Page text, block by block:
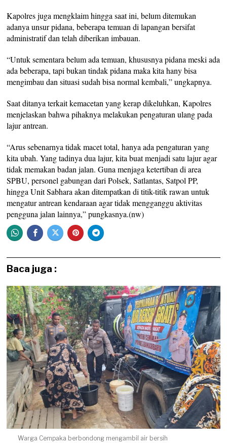
Kapolres juga mengklaim hingga saat ini, belum ditemukan
adanya unsur pidana, beberapa temuan di lapangan bersifat
administratif dan telah diberikan imbauan.
“Untuk sementara belum ada temuan, khususnya pidana meski ada
ada beberapa, tapi bukan tindak pidana maka kita hany bisa
mengimbau dan situasi sudah bisa normal kembali,” ungkapnya.
Saat ditanya terkait kemacetan yang kerap dikeluhkan, Kapolres
menjelaskan bahwa pihaknya melakukan pengaturan ulang pada
lajur antrean.
“Arus sebenarnya tidak macet total, hanya ada pengaturan yang
kita ubah. Yang tadinya dua lajur, kita buat menjadi satu lajur agar
tidak memakan badan jalan. Guna menjaga ketertiban di area
SPBU, personel gabungan dari Polsek, Satlantas, Satpol PP,
hingga Unit Sabhara akan ditempatkan di titik-titik rawan untuk
mengatur antrean kendaraan agar tidak mengganggu aktivitas
pengguna jalan lainnya,” pungkasnya.(nw)
Baca juga :
Warga Cempaka berbondong mengambil air bersih